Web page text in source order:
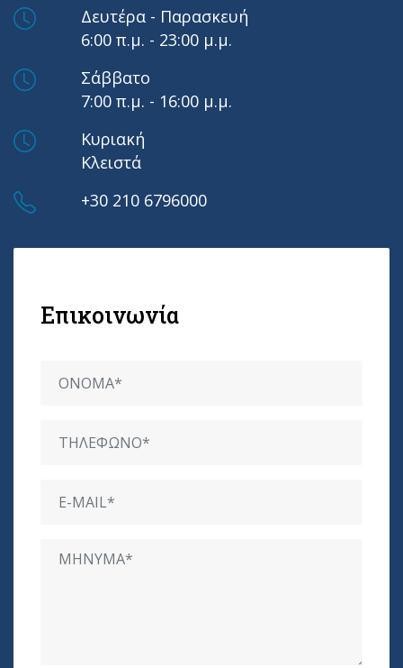
Δευτέρα - Παρασκευή
6:00 π.μ. - 23:00 μ.μ.
Σάββατο
7:00 π.μ. - 16:00 μ.μ.
Κυριακή
Κλειστά
+30 210 6796000
Επικοινωνία